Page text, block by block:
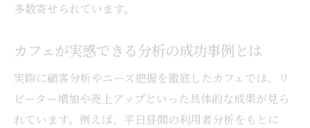
多数寄せられています。
カフェが実感できる分析の成功事例とは
実際に顧客分析やニーズ把握を徹底したカフェでは、リ
ピーター増加や売上アップといった具体的な成果が見ら
れています。例えば、平日昼間の利用者分析をもとに